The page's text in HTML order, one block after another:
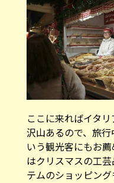
ここに来ればイタ
沢山あるので、旅
いう観光客にもお
はクリスマスの工
テムのショッピング